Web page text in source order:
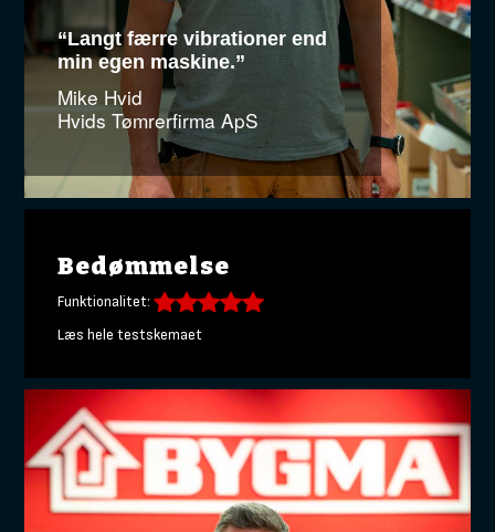
“Langt færre vibrationer end
min egen maskine.”
Mike Hvid
Hvids Tømrerfirma ApS
Bedømmelse
Funktionalitet:
Læs hele testskemaet